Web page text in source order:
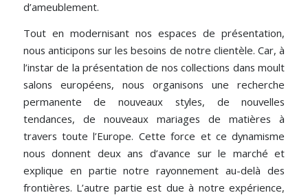
d’ameublement.
Tout en modernisant nos espaces de présentation,
nous anticipons sur les besoins de notre clientèle. Car, à
l’instar de la présentation de nos collections dans moult
salons européens, nous organisons une recherche
permanente de nouveaux styles, de nouvelles
tendances, de nouveaux mariages de matières à
travers toute l’Europe. Cette force et ce dynamisme
nous donnent deux ans d’avance sur le marché et
explique en partie notre rayonnement au-delà des
frontières. L’autre partie est due à notre expérience,